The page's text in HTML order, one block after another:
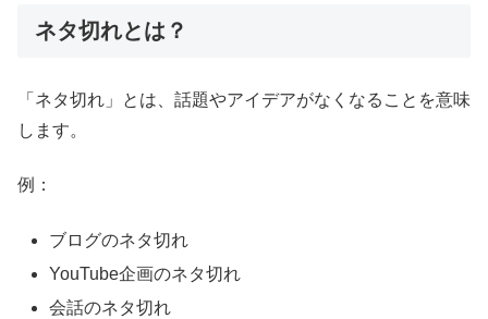
ネタ切れとは？
「ネタ切れ」とは、話題やアイデアがなくなることを意味
します。
例：
ブログのネタ切れ
YouTube企画のネタ切れ
会話のネタ切れ